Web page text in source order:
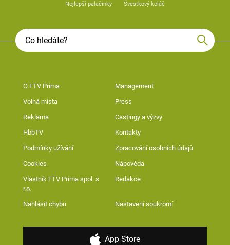
Nejlepší palačinky Švestkový koláč
O FTV Prima Management
Volná místa Press
Reklama Castingy a výzvy
HbbTV Kontakty
Podmínky užívání Zpracování osobních údajů
Cookies Nápověda
Vlastník FTV Prima spol. s
r.o.
Redakce
Nahlásit chybu Nastavení soukromí
App Store